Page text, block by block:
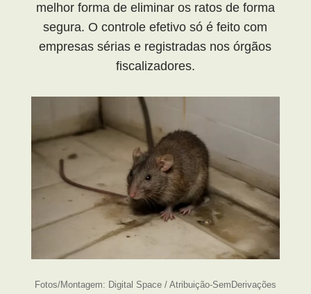
melhor forma de eliminar os ratos de forma
segura. O controle efetivo só é feito com
empresas sérias e registradas nos órgãos
fiscalizadores.
Fotos/Montagem: Digital Space / Atribuição-SemDerivações